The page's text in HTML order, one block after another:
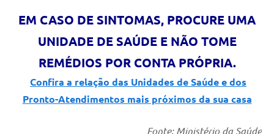
EM CASO DE SINTOMAS, PROCURE UMA
UNIDADE DE SAÚDE E NÃO TOME
REMÉDIOS POR CONTA PRÓPRIA.
Confira a relação das Unidades de Saúde e dos
Pronto-Atendimentos mais próximos da sua casa
Fonte: Ministério da Saúde